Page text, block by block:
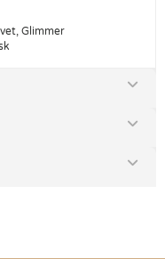
Glimmer